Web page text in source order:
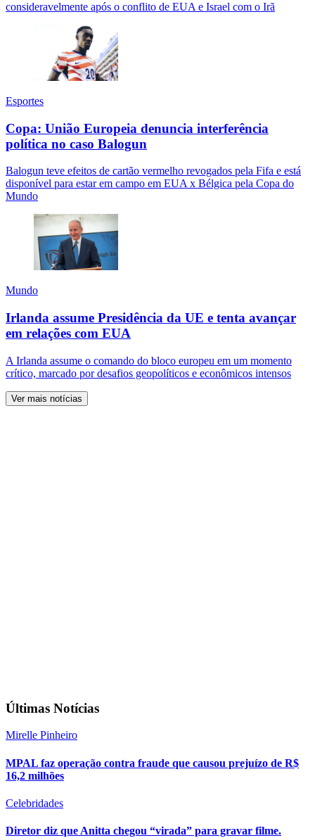
consideravelmente após o conflito de EUA e Israel com o Irã
Esportes
Copa: União Europeia denuncia interferência
política no caso Balogun
Balogun teve efeitos de cartão vermelho revogados pela Fifa e está
disponível para estar em campo em EUA x Bélgica pela Copa do
Mundo
Mundo
Irlanda assume Presidência da UE e tenta avançar
em relações com EUA
A Irlanda assume o comando do bloco europeu em um momento
crítico, marcado por desafios geopolíticos e econômicos intensos
Ver mais notícias
Últimas Notícias
Mirelle Pinheiro
MPAL faz operação contra fraude que causou prejuízo de R$
16,2 milhões
Celebridades
Diretor diz que Anitta chegou “virada” para gravar filme.